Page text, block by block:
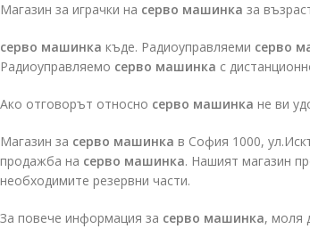
Магазин за играчки на серво машинка за
серво машинка къде. Радиоуправляеми серво
Радиоуправляемо серво машинка с
Ако отговорът относно серво машинка не ви
Магазин за серво машинка в София 1000,
продажба на серво машинка. Нашият магазин
необходимите резервни части.
За повече информация за серво машинка, моля